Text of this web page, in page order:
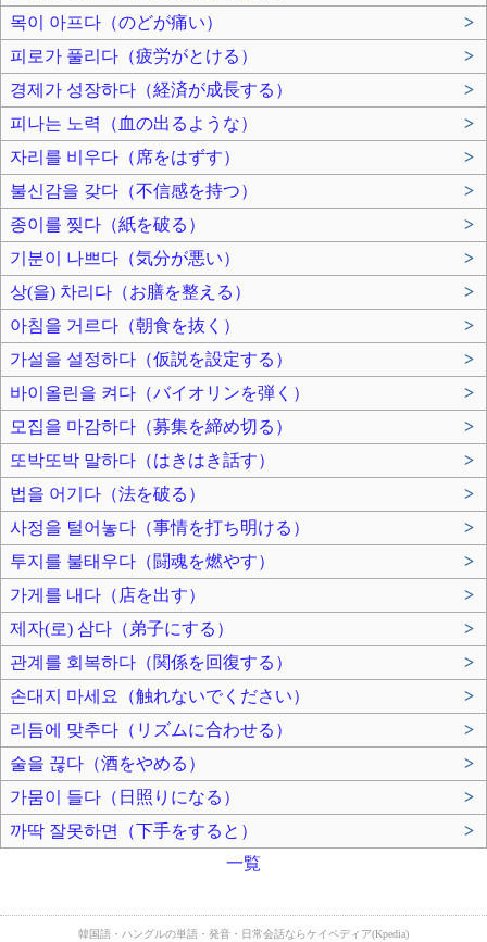
목이 아프다（のどが痛い）
>
피로가 풀리다（疲労がとける）
>
경제가 성장하다（経済が成長する）
>
피나는 노력（血の出るような）
>
자리를 비우다（席をはずす）
>
불신감을 갖다（不信感を持つ）
>
종이를 찢다（紙を破る）
>
기분이 나쁘다（気分が悪い）
>
상(을) 차리다（お膳を整える）
>
아침을 거르다（朝食を抜く）
>
가설을 설정하다（仮説を設定する）
>
바이올린을 켜다（バイオリンを弾く）
>
모집을 마감하다（募集を締め切る）
>
또박또박 말하다（はきはき話す）
>
법을 어기다（法を破る）
>
사정을 털어놓다（事情を打ち明ける）
>
투지를 불태우다（闘魂を燃やす）
>
가게를 내다（店を出す）
>
제자(로) 삼다（弟子にする）
>
관계를 회복하다（関係を回復する）
>
손대지 마세요（触れないでください）
>
리듬에 맞추다（リズムに合わせる）
>
술을 끊다（酒をやめる）
>
가뭄이 들다（日照りになる）
>
까딱 잘못하면（下手をすると）
>
一覧
韓国語・ハングルの単語・発音・日常会話ならケイペディア(Kpedia)